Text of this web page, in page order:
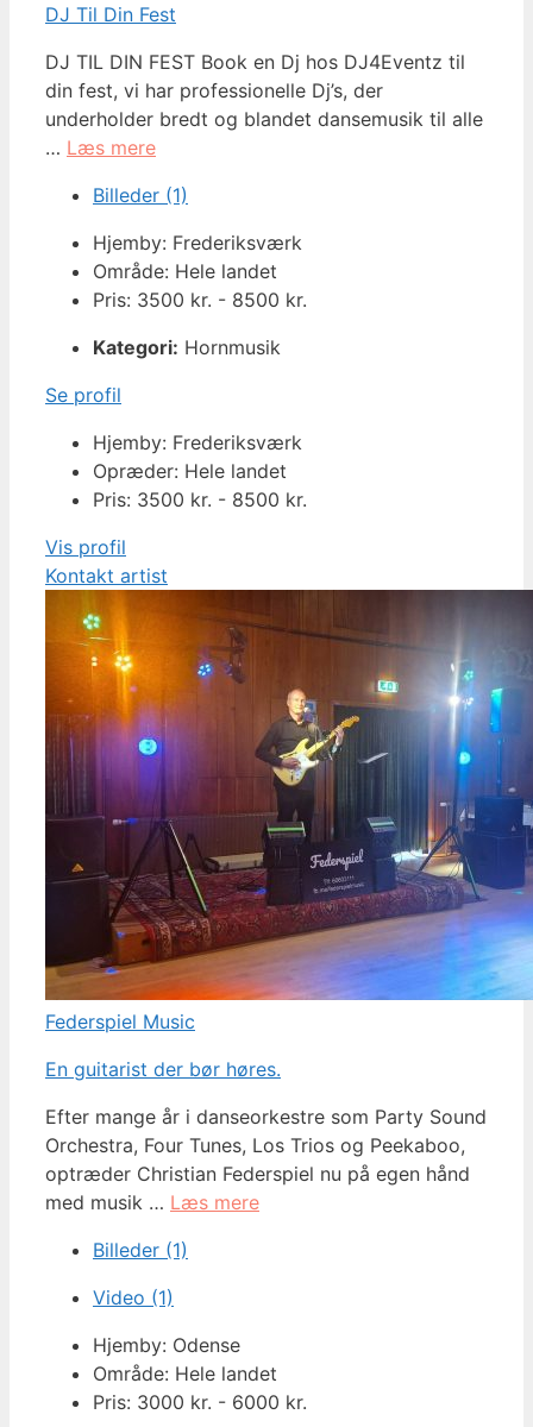
DJ Til Din Fest
DJ TIL DIN FEST Book en Dj hos DJ4Eventz til
din fest, vi har professionelle Dj’s, der
underholder bredt og blandet dansemusik til alle
… Læs mere
Billeder (1)
Hjemby: Frederiksværk
Område: Hele landet
Pris: 3500 kr. - 8500 kr.
Kategori: Hornmusik
Se profil
Hjemby: Frederiksværk
Opræder: Hele landet
Pris: 3500 kr. - 8500 kr.
Vis profil
Kontakt artist
Federspiel Music
En guitarist der bør høres.
Efter mange år i danseorkestre som Party Sound
Orchestra, Four Tunes, Los Trios og Peekaboo,
optræder Christian Federspiel nu på egen hånd
med musik … Læs mere
Billeder (1)
Video (1)
Hjemby: Odense
Område: Hele landet
Pris: 3000 kr. - 6000 kr.